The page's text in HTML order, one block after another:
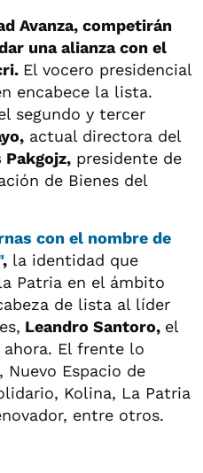
Avanza, competirán
una alianza con el
El vocero presidencial
encabece la lista.
segundo y tercer
actual directora del
Pakgojz, presidente de
de Bienes del
con el nombre de
, la identidad que
Patria en el ámbito
de lista al líder
Leandro Santoro, el
El frente lo
Nuevo Espacio de
Kolina, La Patria
entre otros.